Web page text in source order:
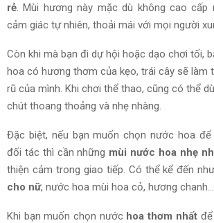
rẻ . Mùi hương này mặc dù không cao
cảm giác tự nhiên, thoải mái với mọi người
Còn khi mà bạn đi dự hội hoặc dạo chơi tối,
hoa có hương thơm của kẹo, trái cây sẽ làm
rũ của mình. Khi chơi thể thao, cũng có thể
chút thoang thoảng và nhẹ nhàng.
Đặc biệt, nếu bạn muốn chọn nước hoa để
đối tác thì cần những mùi nước hoa nhẹ
thiện cảm trong giao tiếp. Có thể kể đến
cho nữ, nước hoa mùi hoa cỏ, hương chanh…
Khi bạn muốn chọn nước hoa thơm nhấtđể